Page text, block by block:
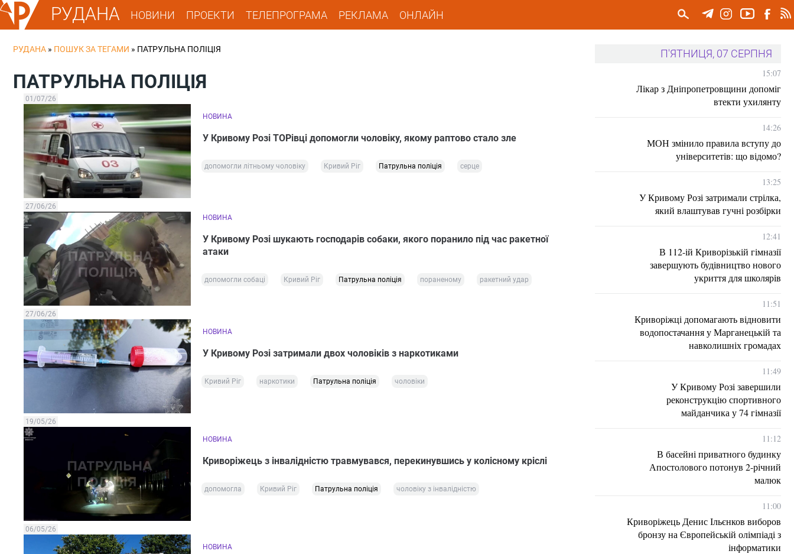
РУДАНА НОВИНИ ПРОЕКТИ ТЕЛЕПРОГРАМА РЕКЛАМА ОНЛАЙН
РУДАНА » ПОШУК ЗА ТЕГАМИ » ПАТРУЛЬНА ПОЛІЦІЯ
ПАТРУЛЬНА ПОЛІЦІЯ
01/07/26
НОВИНА
У Кривому Розі ТОРівці допомогли чоловіку, якому раптово стало зле
допомогли літньому чоловіку Кривий Ріг Патрульна поліція серце
27/06/26
НОВИНА
У Кривому Розі шукають господарів собаки, якого поранило під час ракетної
атаки
допомогли собаці Кривий Ріг Патрульна поліція пораненому ракетний удар
27/06/26
НОВИНА
У Кривому Розі затримали двох чоловіків з наркотиками
Кривий Ріг наркотики Патрульна поліція чоловіки
19/05/26
НОВИНА
Криворіжець з інвалідністю травмувався, перекинувшись у колісному кріслі
допомогла Кривий Ріг Патрульна поліція чоловіку з інвалідністю
06/05/26
НОВИНА
П'ЯТНИЦЯ, 07 СЕРПНЯ
15:07
Лікар з Дніпропетровщини допоміг
втекти ухилянту
14:26
МОН змінило правила вступу до
університетів: що відомо?
13:25
У Кривому Розі затримали стрілка,
який влаштував гучні розбірки
12:41
В 112-ій Криворізькій гімназії
завершують будівництво нового
укриття для школярів
11:51
Криворіжці допомагають відновити
водопостачання у Марганецькій та
навколишніх громадах
11:49
У Кривому Розі завершили
реконструкцію спортивного
майданчика у 74 гімназії
11:12
В басейні приватного будинку
Апостолового потонув 2-річний
малюк
11:00
Криворіжець Денис Ільєнков виборов
бронзу на Європейській олімпіаді з
інформатики